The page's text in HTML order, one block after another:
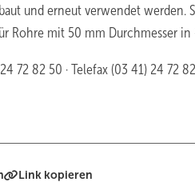
und erneut verwendet werden.
Rohre mit 50 mm Durchmesser in
72 82 50 · Telefax (03 41) 24 72 82
Link kopieren